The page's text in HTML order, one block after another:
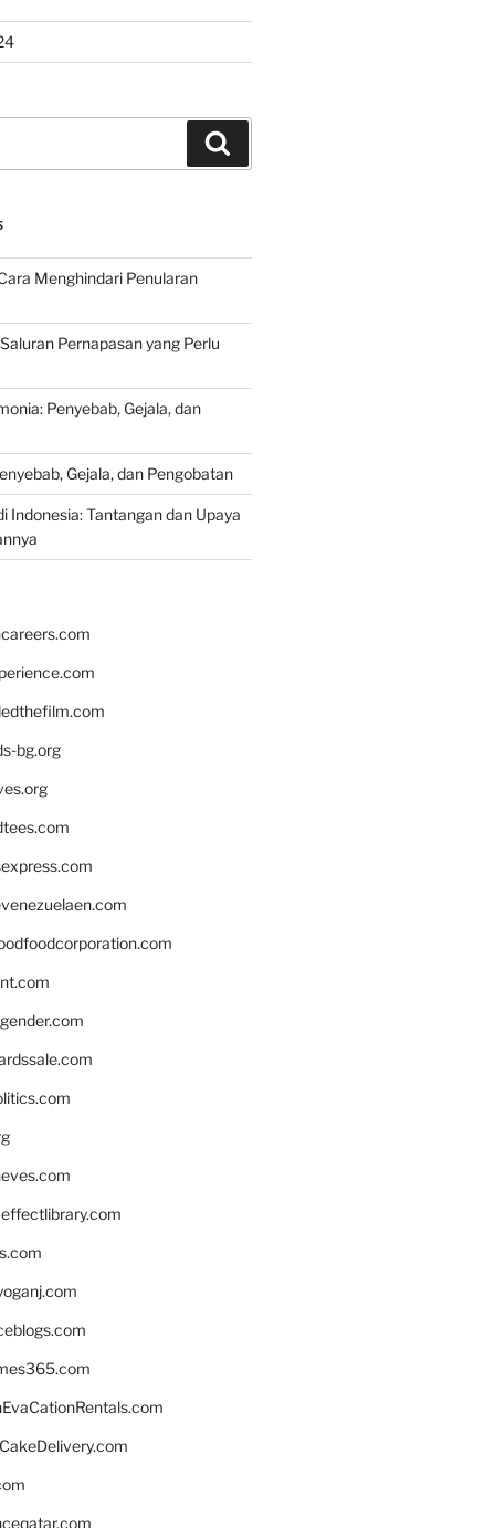
Menghindari Penularan
Pernapasan yang Perlu
Penyebab, Gejala, dan
Gejala, dan Pengobatan
Indonesia: Tantangan dan Upaya
bg.org